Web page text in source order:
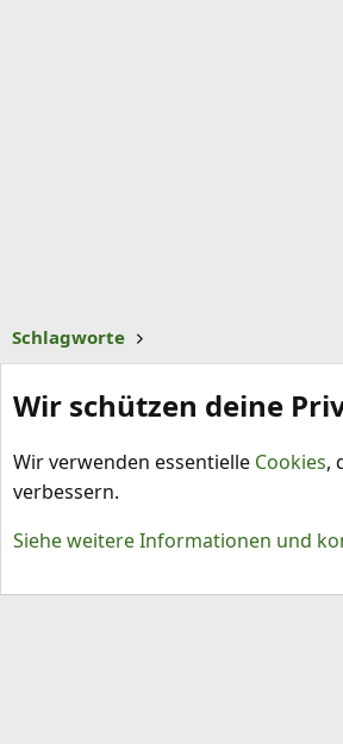
Schlagworte
Wir schützen deine
Wir verwenden essentielle Cookies,
verbessern.
Siehe weitere Informationen und